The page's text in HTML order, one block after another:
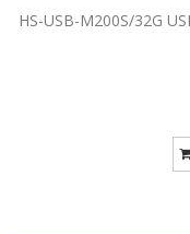
HS-USB-M200S/32G